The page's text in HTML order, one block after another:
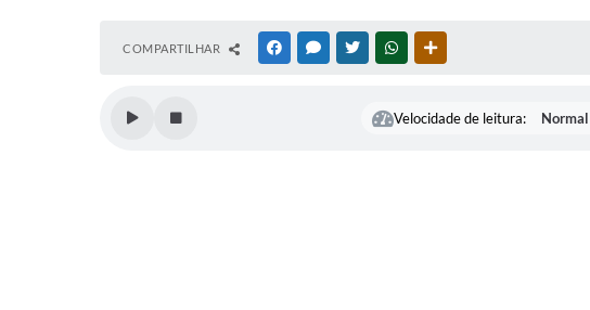
COMPARTILHAR FACEBOOKMESSENGER
TWITTERWHATSAPP
Velocidade de leitura: